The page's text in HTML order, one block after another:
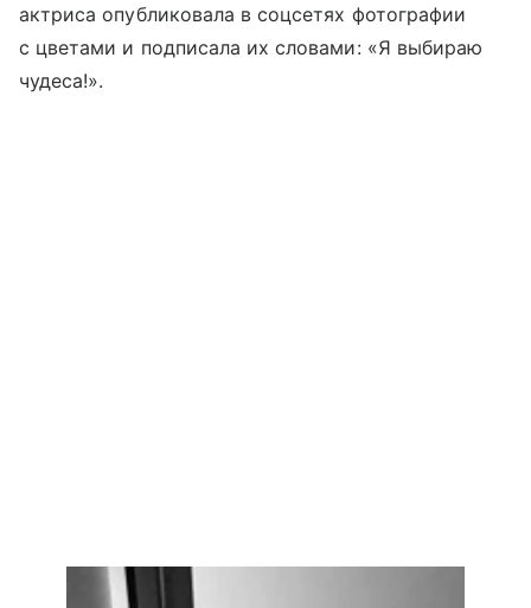
актриса опубликовала в соцсетях фотографии
с цветами и подписала их словами: «Я выбираю
чудеса!».